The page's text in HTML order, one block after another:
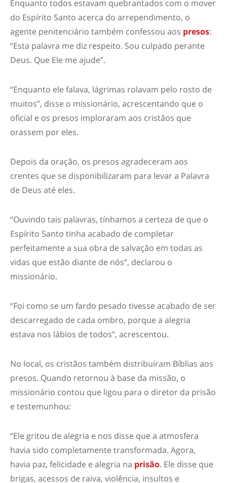
Enquanto todos estavam quebrantados com o mover
do Espírito Santo acerca do arrependimento, o
agente penitenciário também confessou aos presos:
“Esta palavra me diz respeito. Sou culpado perante
Deus. Que Ele me ajude”.
“Enquanto ele falava, lágrimas rolavam pelo rosto de
muitos”, disse o missionário, acrescentando que o
oficial e os presos imploraram aos cristãos que
orassem por eles.
Depois da oração, os presos agradeceram aos
crentes que se disponibilizaram para levar a Palavra
de Deus até eles.
“Ouvindo tais palavras, tínhamos a certeza de que o
Espírito Santo tinha acabado de completar
perfeitamente a sua obra de salvação em todas as
vidas que estão diante de nós”, declarou o
missionário.
“Foi como se um fardo pesado tivesse acabado de ser
descarregado de cada ombro, porque a alegria
estava nos lábios de todos”, acrescentou.
No local, os cristãos também distribuíram Bíblias aos
presos. Quando retornou à base da missão, o
missionário contou que ligou para o diretor da prisão
e testemunhou:
“Ele gritou de alegria e nos disse que a atmosfera
havia sido completamente transformada. Agora,
havia paz, felicidade e alegria na prisão. Ele disse que
brigas, acessos de raiva, violência, insultos e